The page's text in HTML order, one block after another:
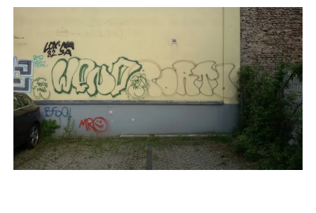
WANDERTAG ROSTOCK